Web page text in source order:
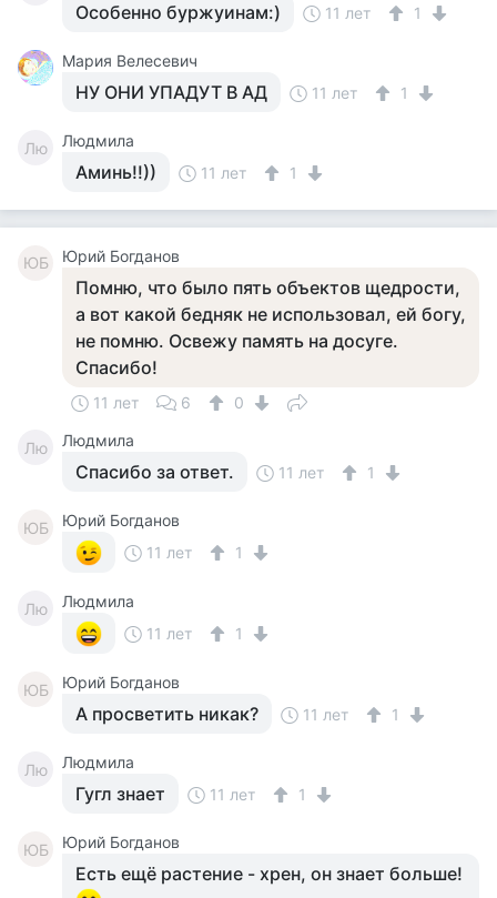
Особенно буржуинам:) 11 лет 1
Мария Велесевич
НУ ОНИ УПАДУТ В АД 11 лет 1
Лю Людмила
Аминь!!)) 11 лет 1
ЮБ Юрий Богданов
Помню, что было пять объектов щедрости,
а вот какой бедняк не использовал, ей богу,
не помню. Освежу память на досуге.
Спасибо!
11 лет 6 0
Лю Людмила
Спасибо за ответ. 11 лет 1
ЮБ
Юрий Богданов
11 лет
1
Лю
Людмила
11 лет
1
ЮБ Юрий Богданов
А просветить никак? 11 лет 1
Лю Людмила
Гугл знает 11 лет 1
ЮБ Юрий Богданов
Есть ещё растение - хрен, он знает больше!